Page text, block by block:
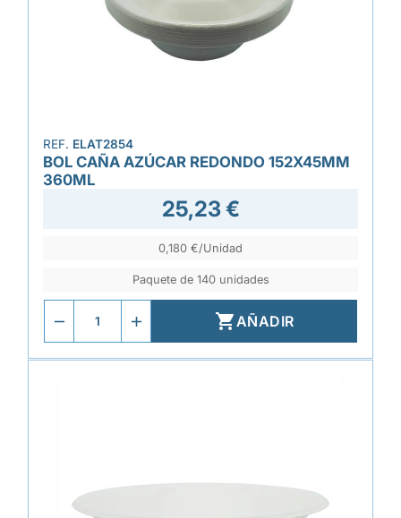
REF. ELAT2854
BOL CAÑA AZÚCAR REDONDO 152X45MM
360ML
25,23 €
0,180 €/Unidad
Paquete de 140 unidades
AÑADIR